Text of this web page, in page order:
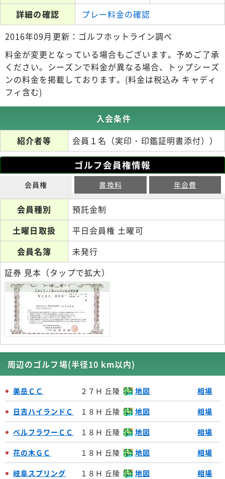
詳細の確認
プレー料金の確認
2016年09月更新：ゴルフホットライン調べ
料金が変更となっている場合もございます。予めご了承
ください。シーズンで料金が異なる場合、トップシーズ
ンの料金を掲載しております。(料金は税込み キャディ
フィ含む)
入会条件
紹介者等
会員１名（実印・印鑑証明書添付））
ゴルフ会員権情報
会員権 書換料 年会費
会員種別
預託金制
土曜日取扱
平日会員権 土曜可
会員名簿
未発行
証券 見本（タップで拡大）
正会員
周辺のゴルフ場(半径10 km以内)
美岳ＣＣ ２７Ｈ 丘陵 地図 相場
日吉ハイランドＣ １８Ｈ 丘陵 地図 相場
ベルフラワーＣＣ １８Ｈ 丘陵 地図 相場
花の木ＧＣ １８Ｈ 丘陵 地図 相場
岐阜スプリング １８Ｈ 丘陵 地図 相場